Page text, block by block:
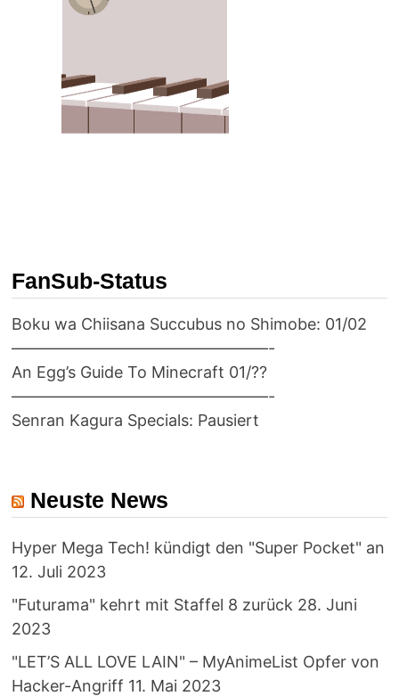
FanSub-Status
Boku wa Chiisana Succubus no Shimobe: 01/02
————————————————-
An Egg’s Guide To Minecraft 01/??
————————————————-
Senran Kagura Specials: Pausiert
Neuste News
Hyper Mega Tech! kündigt den "Super Pocket" an
12. Juli 2023
"Futurama" kehrt mit Staffel 8 zurück 28. Juni
2023
"LET’S ALL LOVE LAIN" – MyAnimeList Opfer von
Hacker-Angriff 11. Mai 2023